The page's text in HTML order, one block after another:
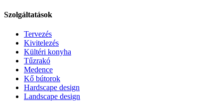
Szolgáltatások
Tervezés
Kivitelezés
Kültéri konyha
Tűzrakó
Medence
Kő bútorok
Hardscape design
Landscape design